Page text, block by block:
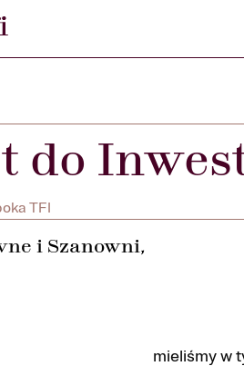
do
TFI
i Szanowni,
mieliśmy w